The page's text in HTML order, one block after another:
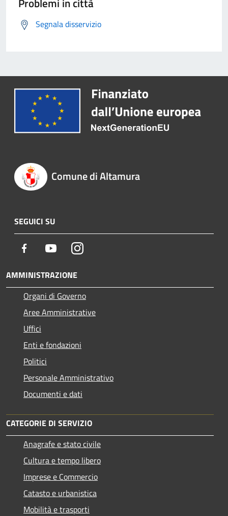
Segnala disservizio
Comune di Altamura
SEGUICI SU
Facebook YoutubeInstagram
AMMINISTRAZIONE
Organi di Governo
Aree Amministrative
Uffici
Enti e fondazioni
Politici
Personale Amministrativo
Documenti e dati
CATEGORIE DI SERVIZIO
Anagrafe e stato civile
Cultura e tempo libero
Imprese e Commercio
Catasto e urbanistica
Mobilità e trasporti